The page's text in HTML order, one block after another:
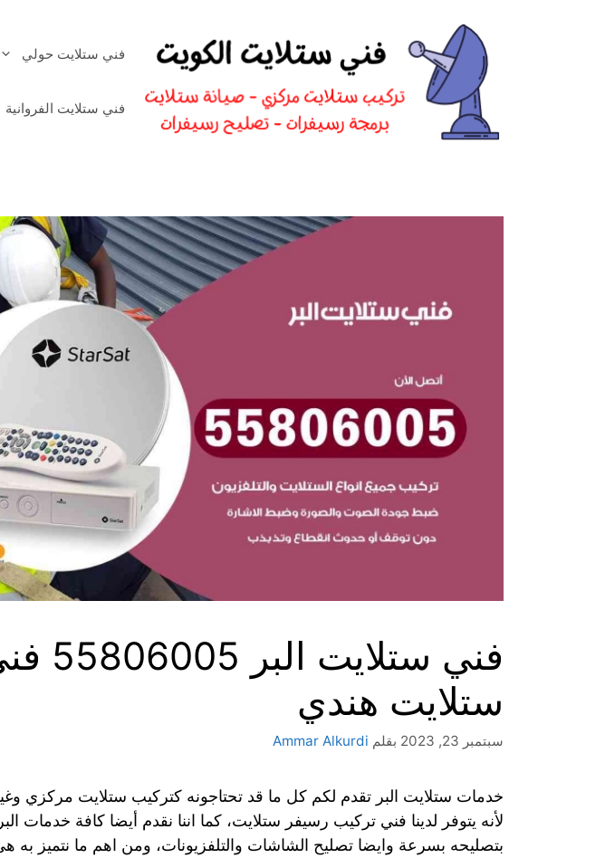
فني ستلايت حولي
فني ستلايت الفروانية
فني
ستلايت هندي
سبتمبر 23, 2023 بقلم Ammar Alkurdi
خدمات ستلايت البر تقدم لكم كل ما قد تحتاجونه كتركيب ستلايت مركزي
لأنه يتوفر لدينا فني تركيب رسيفر ستلايت، كما اننا نقدم أيضا كافة خدمات
بتصليحه بسرعة وايضا تصليح الشاشات والتلفزيونات، ومن اهم ما نتميز به